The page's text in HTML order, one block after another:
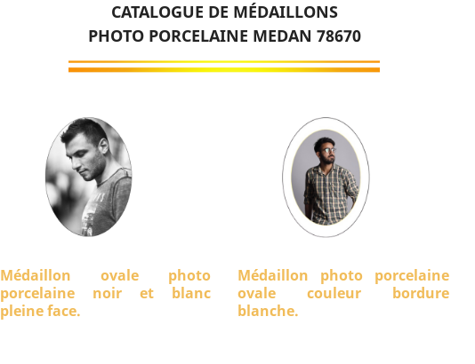
CATALOGUE DE MÉDAILLONS
PHOTO PORCELAINE MEDAN 78670
Médaillon ovale photo
porcelaine noir et blanc
pleine face.
Médaillon photo porcelaine
ovale couleur bordure
blanche.